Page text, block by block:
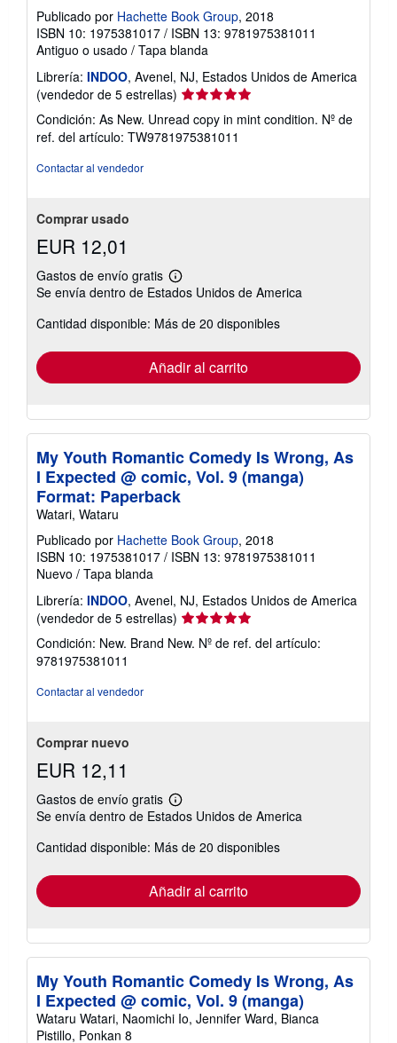
Publicado por Hachette Book Group, 2018
ISBN 10: 1975381017 / ISBN 13: 9781975381011
Antiguo o usado / Tapa blanda
Librería: INDOO, Avenel, NJ, Estados Unidos de America
(vendedor de 5 estrellas) Calificación
del
vendedor:
5
Condición: As New. Unread copy in mint condition. Nº de
ref. del artículo: TW9781975381011
Contactar al vendedor
Comprar usado
EUR 12,01
Gastos de envío gratis
Más
información
las
envío
Se envía dentro de Estados Unidos de America
Cantidad disponible: Más de 20 disponibles
Añadir al carrito
My Youth Romantic Comedy Is Wrong, As
I Expected @ comic, Vol. 9 (manga)
Format: Paperback
Watari, Wataru
Publicado por Hachette Book Group, 2018
ISBN 10: 1975381017 / ISBN 13: 9781975381011
Nuevo / Tapa blanda
Librería: INDOO, Avenel, NJ, Estados Unidos de America
(vendedor de 5 estrellas) Calificación
vendedor:
Condición: New. Brand New. Nº de ref. del artículo:
9781975381011
Contactar al vendedor
Comprar nuevo
EUR 12,11
Gastos de envío gratis
Más
información
las
envío
Se envía dentro de Estados Unidos de America
Cantidad disponible: Más de 20 disponibles
Añadir al carrito
My Youth Romantic Comedy Is Wrong, As
I Expected @ comic, Vol. 9 (manga)
Wataru Watari, Naomichi Io, Jennifer Ward, Bianca
Pistillo, Ponkan 8